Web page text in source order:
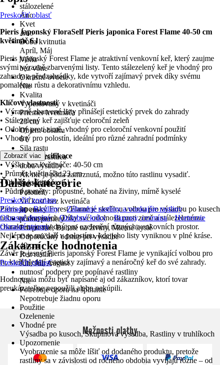
stálozelené
Áno
Kvet
Áno
Doba kvitnutia
Apríl, Máj
Vôňa
bez vône
Okrasné ovocie
Nie
Kvalita
Vypestovaný v kvetináči
Priemer kvetináča
23 cm
Objem obsahu
6 l
Sila rastu
pomaly rastúca
doba výsadby
Ak nie je pôda zamrznutá, možno túto rastlinu vysadiť.
Stanovište
Polotieň
Veľkosť bez kvetináča
40 cm
pôdne pomery
Priepustné, Bohaté na živiny, Mierne kyslé
Odporúčaný odstup pri výsadbe
40 cm
Rez rastlín
Jún, Júl, August
nutnosť podpery pre popínavé rastliny
Nie
Potrebuje oporu na šplhanie
Nepotrebuje žiadnu oporu
Použitie
Ozelenenie
Vhodné pre
Výsadba po kusoch, Skupinová výsadba, Rastliny v truhlíkoch
Upozornenie
Vyobrazenie sa môže líšiť od dodaného produktu, pretože
rastliny sa v závislosti od ročného obdobia vyvíjajú rôzne – od
Preskočiť oblasť
Pieris japonský FloraSelf Pieris japonica Forest Flame 40-50 cm
květináč 6 l
Pieris japonský Forest Flame je atraktivní venkovní keř, který zaujme
svými výrazně zbarvenými listy. Tento stálezelený keř je vhodný pro
zahrady a předzahrádky, kde vytvoří zajímavý prvek díky svému
pomalému růstu a dekorativnímu vzhledu.
Klíčové vlastnosti
• Výrazně zbarvené listy přinášejí estetický prvek do zahrady
• Stálezelený keř zajišťuje celoroční zeleň
• Odolný proti zimě, vhodný pro celoroční venkovní použití
• Vhodný pro polostín, ideální pro různé zahradní podmínky
Technická specifikace
• Výška bez květináče: 40-50 cm
• Průměr květináče: 23 cm
• Objem květináče: 6 l
• Půdní poměry: propustné, bohaté na živiny, mírně kyselé
Pieris japonský Forest Flame je skvělou volbou pro výsadbu po kusech
nebo ve skupinách. Díky své odolnosti proti zimě a stálezelenému
charakteru je vhodný pro ozelenění různých venkovních prostor.
Nejlépe se mu daří v polostínu, kde jeho listy vyniknou v plné kráse.
Závěr je jasný: Pieris japonský Forest Flame je vynikající volbou pro
ty, kteří hledají esteticky zajímavý a nenáročný keř do své zahrady.
Zobraziť viac
Ďalšie kategórie
Preskočiť zoznam
Záhrada
Rastliny
Záhradné rastliny a vonkajšie rastliny
Okrasné dreviny
Ozdobné kríky Buxusy, cezmína
Hortenzie
Okrasné stromy
Zákaznícke hodnotenia
Preskočiť oblasť
Hodnotenia môžu byť napísané aj od zákazníkov, ktorí tovar
preukázateľne nepoužili alebo nekúpili.
Možnosti platby